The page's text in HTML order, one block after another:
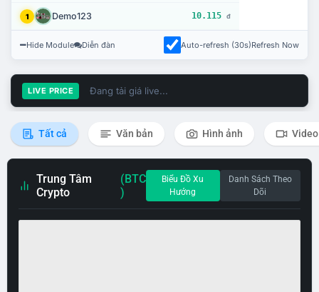
1 Demo123 10.115 đ
Hide Module Diễn đàn Auto-refresh (30s)Refresh Now
LIVE PRICE Đang tải giá live...
Tất cả Văn bản Hình ảnh Video
Trung Tâm
Crypto
(BTC
)
Biểu Đồ Xu
Hướng
Danh Sách Theo
Dõi